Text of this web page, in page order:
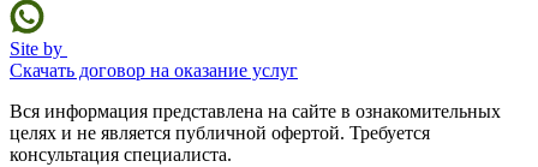
Site by
Скачать договор на оказание услуг
Вся информация представлена на сайте в ознакомительных
целях и не является публичной офертой. Требуется
консультация специалиста.